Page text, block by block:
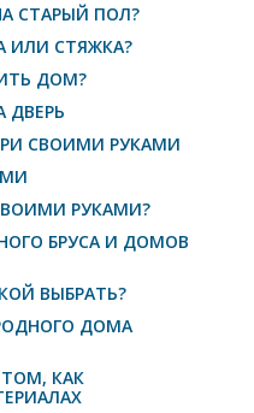
СТАРЫЙ ПОЛ?
ИЛИ СТЯЖКА?
ДОМ?
ДВЕРЬ
СВОИМИ РУКАМИ
РУКАМИ?
БРУСА И ДОМОВ
ВЫБРАТЬ?
ДОМА
КАК